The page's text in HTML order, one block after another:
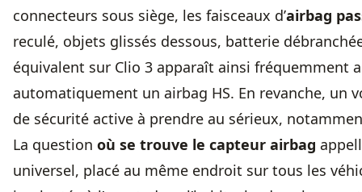
connecteurs sous siège, les faisceaux d’airbag
reculé, objets glissés dessous, batterie
équivalent sur Clio 3 apparaît ainsi fréquemment
automatiquement un airbag HS. En revanche,
de sécurité active à prendre au sérieux,
La question où se trouve le capteur airbag
universel, placé au même endroit sur tous les